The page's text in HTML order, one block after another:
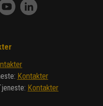
: Kontakter
: Kontakter